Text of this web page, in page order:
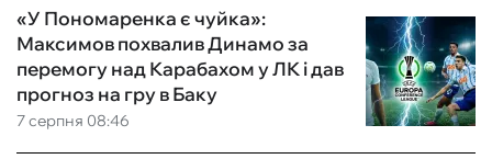
7 серпня 08:46
«У Пономаренка є чуйка»:
Максимов похвалив Динамо за
перемогу над Карабахом у ЛК і дав
прогноз на гру в Баку